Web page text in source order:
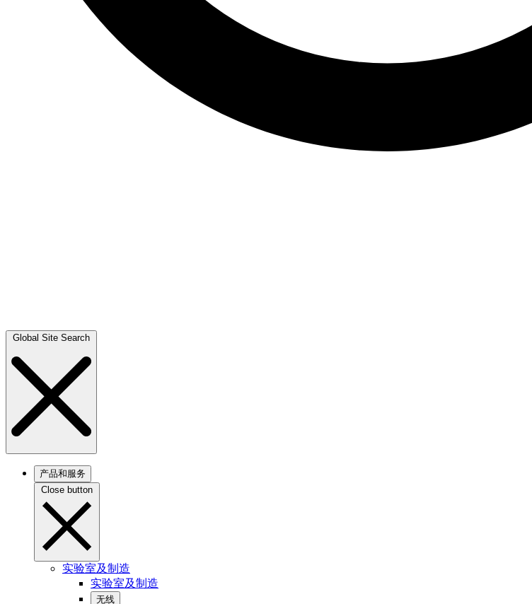
Global Site Search
产品和服务
Close button
实验室及制造
实验室及制造
无线